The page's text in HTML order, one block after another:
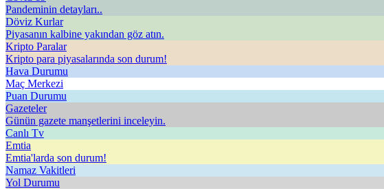
Pandeminin detayları..
Döviz Kurlar
Piyasanın kalbine yakından göz atın.
Kripto Paralar
Kripto para piyasalarında son durum!
Hava Durumu
Maç Merkezi
Puan Durumu
Gazeteler
Günün gazete manşetlerini inceleyin.
Canlı Tv
Emtia
Emtia'larda son durum!
Namaz Vakitleri
Yol Durumu